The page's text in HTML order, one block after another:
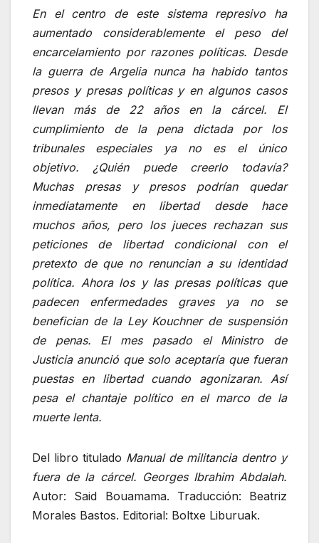
En el centro de este sistema represivo ha
aumentado considerablemente el peso del
encarcelamiento por razones políticas. Desde
la guerra de Argelia nunca ha habido tantos
presos y presas políticas y en algunos casos
llevan más de 22 años en la cárcel. El
cumplimiento de la pena dictada por los
tribunales especiales ya no es el único
objetivo. ¿Quién puede creerlo todavía?
Muchas presas y presos podrían quedar
inmediatamente en libertad desde hace
muchos años, pero los jueces rechazan sus
peticiones de libertad condicional con el
pretexto de que no renuncian a su identidad
política. Ahora los y las presas políticas que
padecen enfermedades graves ya no se
benefician de la Ley Kouchner de suspensión
de penas. El mes pasado el Ministro de
Justicia anunció que solo aceptaría que fueran
puestas en libertad cuando agonizaran. Así
pesa el chantaje político en el marco de la
muerte lenta.
Del libro titulado Manual de militancia dentro y
fuera de la cárcel. Georges Ibrahim Abdalah.
Autor: Said Bouamama. Traducción: Beatriz
Morales Bastos. Editorial: Boltxe Liburuak.